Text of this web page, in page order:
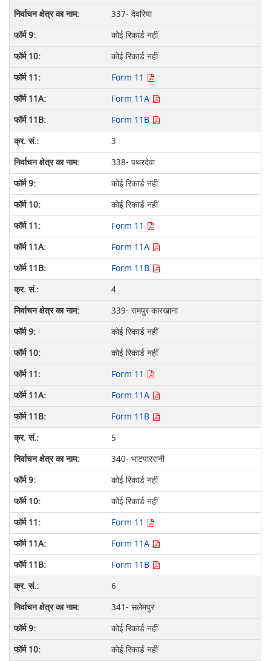
337- देवरिया
कोई रिकार्ड नहीं
कोई रिकार्ड नहीं
Form 11
Form 11A
Form 11B
3
338- पथरदेवा
कोई रिकार्ड नहीं
कोई रिकार्ड नहीं
Form 11
Form 11A
Form 11B
4
339- रामपुर कारखाना
कोई रिकार्ड नहीं
कोई रिकार्ड नहीं
Form 11
Form 11A
Form 11B
5
340- भाटपाररानी
कोई रिकार्ड नहीं
कोई रिकार्ड नहीं
Form 11
Form 11A
Form 11B
6
341- सलेमपुर
कोई रिकार्ड नहीं
कोई रिकार्ड नहीं